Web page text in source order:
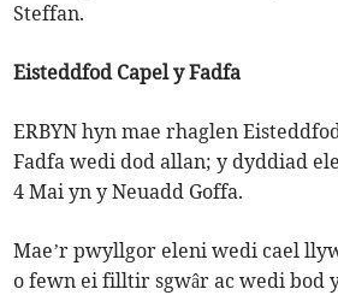
Steffan.
Eisteddfod Capel y Fadfa
ERBYN hyn mae rhaglen
Fadfa wedi dod allan; y dyddiad
4 Mai yn y Neuadd Goffa.
Mae’r pwyllgor eleni wedi cael
o fewn ei filltir sgwâr ac wedi bod